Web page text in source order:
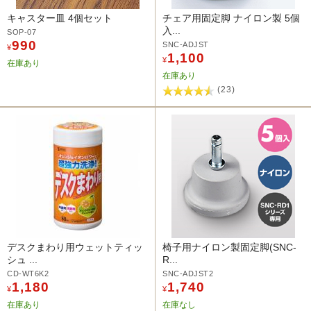
キャスター皿 4個セット
SOP-07
¥990
在庫あり
チェア用固定脚 ナイロン製 5個
入...
SNC-ADJST
¥1,100
在庫あり
(23)
デスクまわり用ウェットティッ
シュ ...
CD-WT6K2
¥1,180
在庫あり
椅子用ナイロン製固定脚(SNC-
R...
SNC-ADJST2
¥1,740
在庫なし